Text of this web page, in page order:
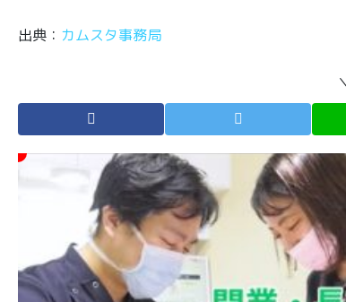
出典： カムスタ事務局